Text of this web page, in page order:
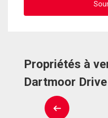
Propriétés à
Dartmoor Drive